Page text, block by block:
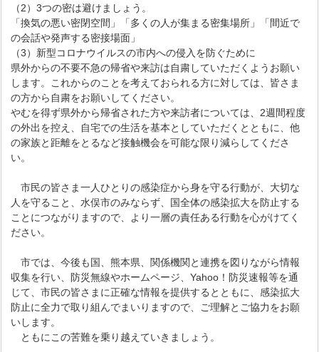
（2）3つの密は避けましょう。
「換気の悪い密閉空間」「多くの人が集まる密集場所」「間近で
の会話や発声する密接場面」
（3）新型コロナウイルスの市内への侵入を防ぐために
県外からの不要不急の帰省や来訪は自粛していただくようお願い
します。これからのことを考えておられる方に対しては、皆さま
の方から自粛をお願いしてください。
やむを得ず県外から帰省された方や来訪者については、2週間程度
の外出を控え、自宅での生活を基本としていただくとともに、他
の家族と距離をとるなど接触機会を可能な限り減らしてくださ
い。
市民の皆さま一人ひとりの感染症から身を守る行動が、大切な
人を守ること、水俣市のみならず、国全体の感染拡大を防止する
ことにつながりますので、より一層の責任ある行動を心がけてく
ださい。
市では、今後も国、熊本県、関係機関と連携を図りながら情報
収集を行い、防災無線やホームページ、Yahoo！防災速報等を通
じて、市民の皆さまに正確な情報を提供するとともに、感染拡大
防止に全力で取り組んでまいりますので、ご理解とご協力をお願
いします。
ともにこの苦難を乗り越えていきましょう。